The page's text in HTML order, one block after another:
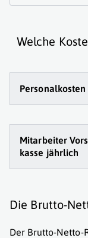
Welche
Personalkosten
Mitarbeiter
kasse jährlich
Die Brutto-
Der Brutto-Netto-